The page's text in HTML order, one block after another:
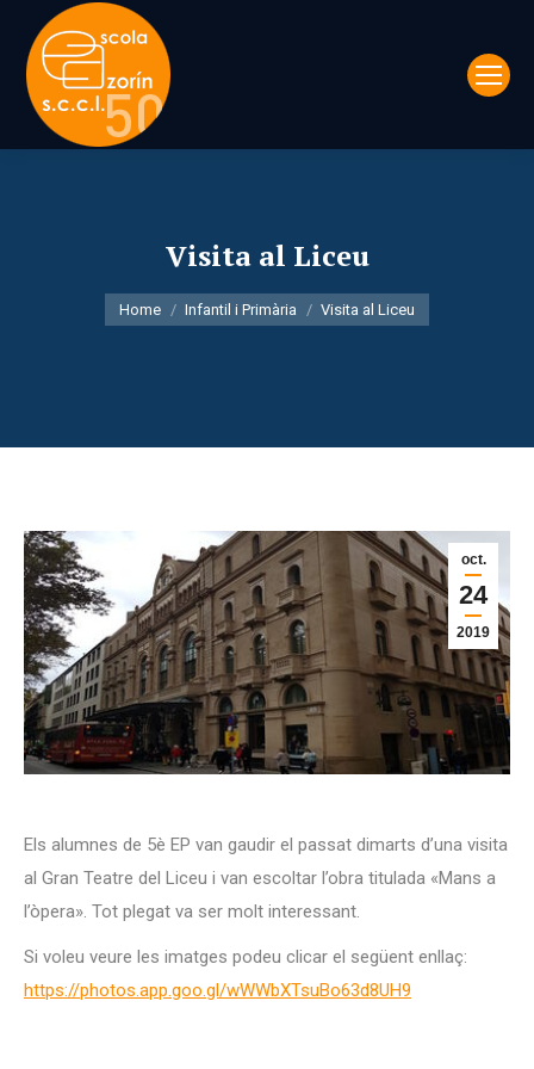
Visita al Liceu
You are here:
Home Infantil i Primària Visita al Liceu
oct.
24
2019
Els alumnes de 5è EP van gaudir el passat dimarts d’una visita
al Gran Teatre del Liceu i van escoltar l’obra titulada «Mans a
l’òpera». Tot plegat va ser molt interessant.
Si voleu veure les imatges podeu clicar el següent enllaç:
https://photos.app.goo.gl/wWWbXTsuBo63d8UH9